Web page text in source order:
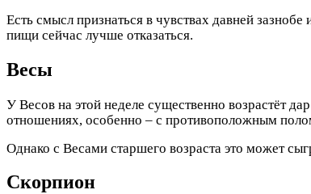
Есть смысл признаться в чувствах давней
пищи сейчас лучше отказаться.
Весы
У Весов на этой неделе существенно возрастёт
отношениях, особенно – с противоположным
Однако с Весами старшего возраста это может
Скорпион